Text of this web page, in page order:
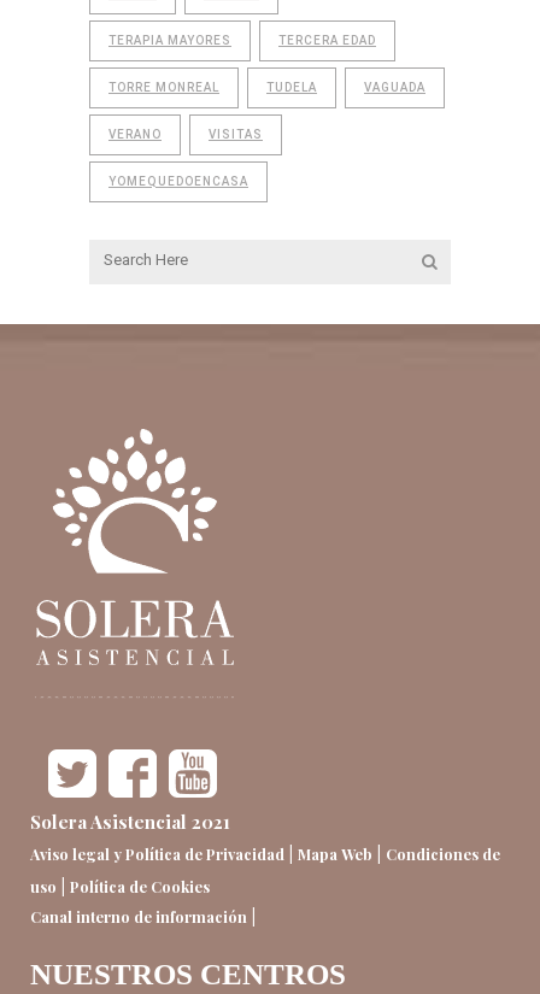
TERAPIA MAYORES TERCERA EDAD
TORRE MONREAL TUDELA VAGUADA
VERANO VISITAS
YOMEQUEDOENCASA
Solera Asistencial 2021
Aviso legal y Política de Privacidad Mapa Web
Condiciones de
uso
Política de Cookies
Canal interno de información
NUESTROS CENTROS